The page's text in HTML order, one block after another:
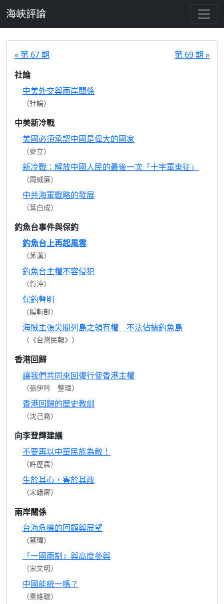
海峽評論
« 第 67 期
第 69 期 »
社論
中美外交與兩岸關係
（社論）
中美新冷戰
美國必須承認中國是偉大的國家
（麥立）
新冷戰：解放中國人民的最後一次「十字軍東征」
（周威廉）
中共海軍戰略的發展
（葉白成）
釣魚台事件與保釣
釣魚台上再起風雲
（茅漢）
釣魚台主權不容侵犯
（賀沖）
保釣聲明
（編輯部）
海賊主張尖閣列島之領有權 不法佔據釣魚島
（《台灣民報》）
香港回歸
讓我們共同來回復行使香港主權
（張伊吟 整理）
香港回歸的歷史教訓
（沈己堯）
向李登輝建議
不要再以中華民族為敵！
（許歷農）
生於其心，害於其政
（宋峨卿）
兩岸關係
台海危機的回顧與展望
（蔡瑋）
「一國兩制」與高度參與
（宋文明）
中國能統一嗎？
（秦維聰）